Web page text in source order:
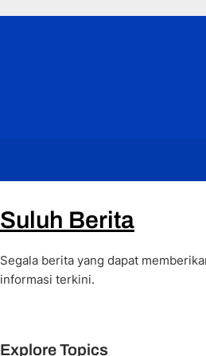
Suluh Berita
Segala berita yang dapat
informasi terkini.
Explore Topics